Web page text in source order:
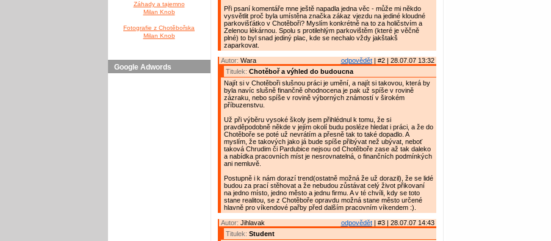
Záhady a tajemno
Milan Knob
Fotografie z Chotěbořska
Milan Knob
Google Adwords
Při psaní komentáře mne ještě napadla jedna věc - může mi někdo
vysvětlit proč byla umístěna značka zákaz vjezdu na jediné kloudné
parkovišťátko v Chotěboři? Myslím konkrétně na to za holičstvím a
Zelenou lékárnou. Spolu s protilehlým parkovištěm (které je věčně
plné) to byl snad jediný plac, kde se nechalo vždy jakštakš
zaparkovat.
odpovědět| #2 | 28.07.07 13:32
Autor: Wara
Titulek: Chotěboř a výhled do budoucna
Najít si v Chotěboři slušnou práci je umění, a najít si takovou, která by
byla navíc slušně finančně ohodnocena je pak už spíše v rovině
zázraku, nebo spíše v rovině výborných známostí v širokém
příbuzenstvu.
Už při výběru vysoké školy jsem přihlédnul k tomu, že si
pravděpodobně někde v jejím okolí budu posléze hledat i práci, a že do
Chotěboře se poté už nevrátím a přesně tak to také dopadlo. A
myslím, že takových jako já bude spíše přibývat než ubývat, neboť
taková Chrudim či Pardubice nejsou od Chotěboře zase až tak daleko
a nabídka pracovních míst je nesrovnatelná, o finančních podmínkých
ani nemluvě.
Postupně i k nám dorazí trend(ostatně možná že už dorazil), že se lidé
budou za prací stěhovat a že nebudou zůstávat celý život přikovaní
na jedno místo, jedno město a jednu firmu. A v té chvíli, kdy se toto
stane realitou, se z Chotěboře opravdu možná stane město určené
hlavně pro víkendové pařby před dalším pracovním víkendem :).
odpovědět| #3 | 28.07.07 14:43
Autor: Jihlavak
Titulek: Student